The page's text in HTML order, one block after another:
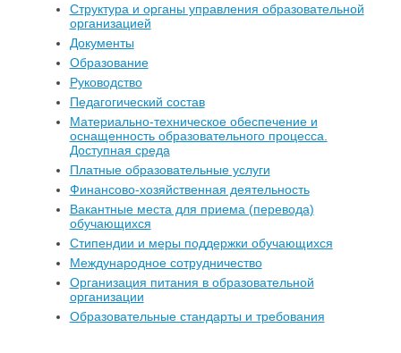
Структура и органы управления образовательной
организацией
Документы
Образование
Руководство
Педагогический состав
Материально-техническое обеспечение и
оснащенность образовательного процесса.
Доступная среда
Платные образовательные услуги
Финансово-хозяйственная деятельность
Вакантные места для приема (перевода)
обучающихся
Стипендии и меры поддержки обучающихся
Международное сотрудничество
Организация питания в образовательной
организации
Образовательные стандарты и требования